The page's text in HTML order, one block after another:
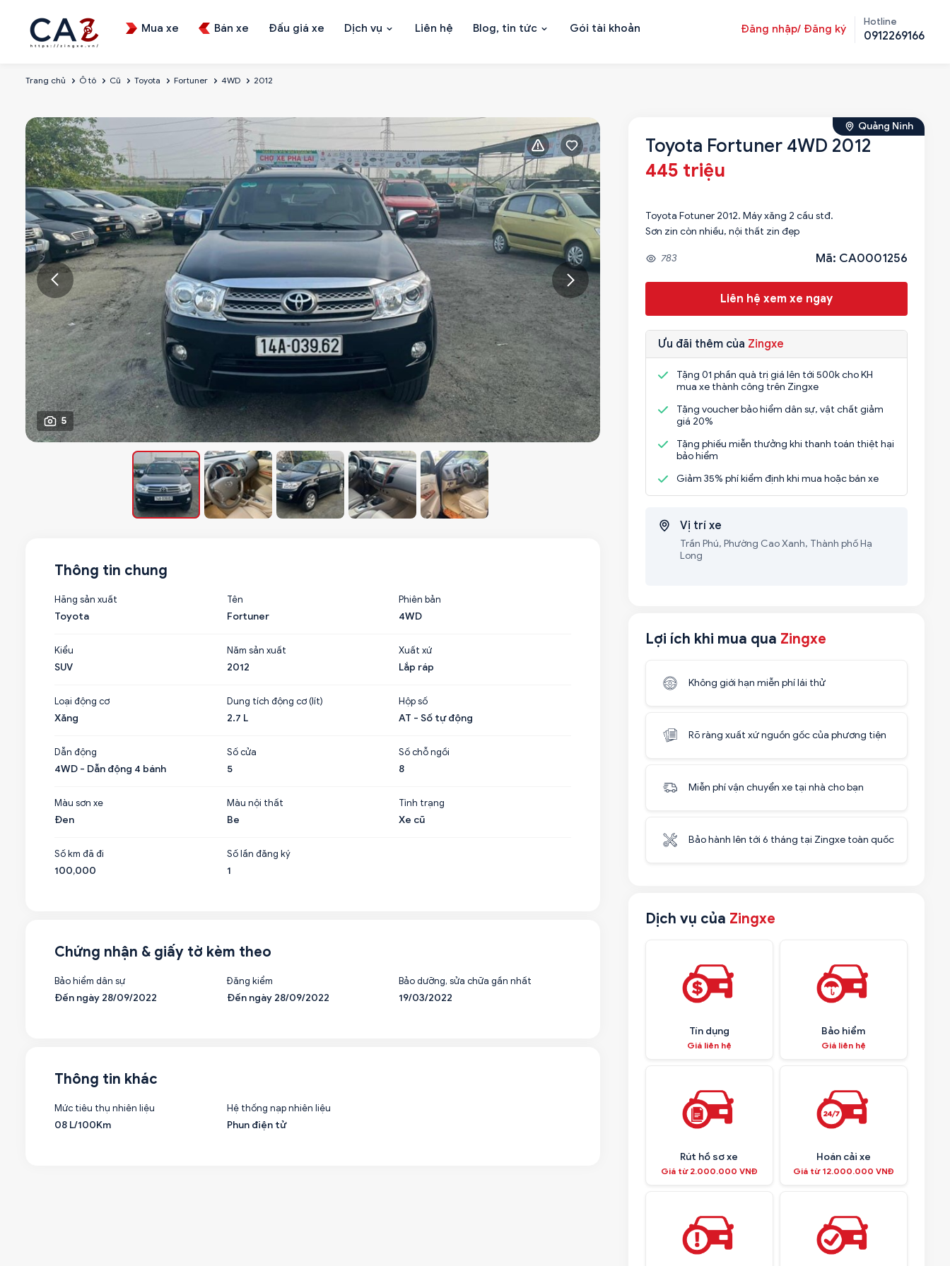
Mua xe Bán xe Đấu giá xe Dịch vụ Liên hệ Blog, tin tức Gói tài khoản Đăng nhập/ Đăng ký
Hotline
0912269166
Trang chủ Ô tô Cũ Toyota Fortuner 4WD 2012
5
Quảng Ninh
Toyota Fortuner 4WD 2012
445 triệu
Toyota Fotuner 2012. Máy xăng 2 cầu stđ.
Sơn zin còn nhiều, nội thất zin đẹp
783 Mã: CA0001256
Liên hệ xem xe ngay
Ưu đãi thêm của Zingxe
Tặng 01 phần quà trị giá lên tới 500k cho KH
mua xe thành công trên Zingxe
Tặng voucher bảo hiểm dân sự, vật chất giảm
giá 20%
Tặng phiếu miễn thưởng khi thanh toán thiệt hại
bảo hiểm
Giảm 35% phí kiểm định khi mua hoặc bán xe
Vị trí xe
Trần Phú, Phường Cao Xanh, Thành phố Hạ
Long
Lợi ích khi mua qua Zingxe
Không giới hạn miễn phí lái thử
Rõ ràng xuất xứ nguồn gốc của phương tiện
Miễn phí vận chuyển xe tại nhà cho bạn
Bảo hành lên tới 6 tháng tại Zingxe toàn quốc
Dịch vụ của Zingxe
Tín dụng
Giá liên hệ
Bảo hiểm
Giá liên hệ
Rút hồ sơ xe
Giá từ 2.000.000 VNĐ
Hoán cải xe
Giá từ 12.000.000 VNĐ
Thông tin chung
Hãng sản xuất
Toyota
Tên
Fortuner
Phiên bản
4WD
Kiểu
SUV
Năm sản xuất
2012
Xuất xứ
Lắp ráp
Loại động cơ
Xăng
Dung tích động cơ (lít)
2.7 L
Hộp số
AT - Số tự động
Dẫn động
4WD - Dẫn động 4 bánh
Số cửa
5
Số chỗ ngồi
8
Màu sơn xe
Đen
Màu nội thất
Be
Tình trạng
Xe cũ
Số km đã đi
100,000
Số lần đăng ký
1
Chứng nhận & giấy tờ kèm theo
Bảo hiểm dân sự
Đến ngày 28/09/2022
Đăng kiểm
Đến ngày 28/09/2022
Bảo dưỡng, sửa chữa gần nhất
19/03/2022
Thông tin khác
Mức tiêu thụ nhiên liệu
08 L/100Km
Hệ thống nạp nhiên liệu
Phun điện tử